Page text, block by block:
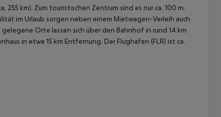
km). Zum touristischen Zentrum sind es nur ca. 100 m.
im Urlaub sorgen neben einem Mietwagen-Verleih auch
Orte lassen sich über den Bahnhof in rund 14 km
in etwa 15 km Entfernung. Der Flughafen (FLR) ist ca.